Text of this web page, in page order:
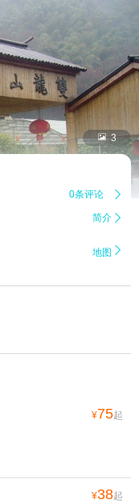
 3
0条评论 
简介 
地图 
¥75起
¥38起